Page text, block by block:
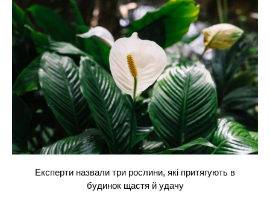
Експерти назвали три рослини, які притягують в
будинок щастя й удачу